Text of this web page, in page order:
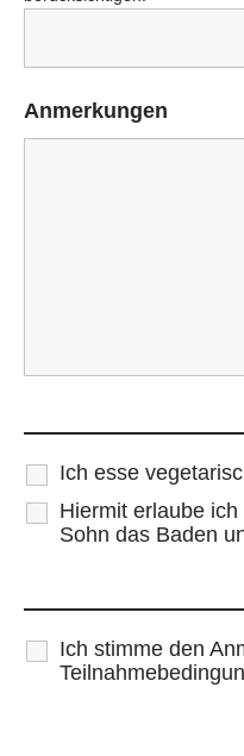
Anmerkungen
Ich esse
Hiermit erlaube
Sohn das Baden
Ich stimme den